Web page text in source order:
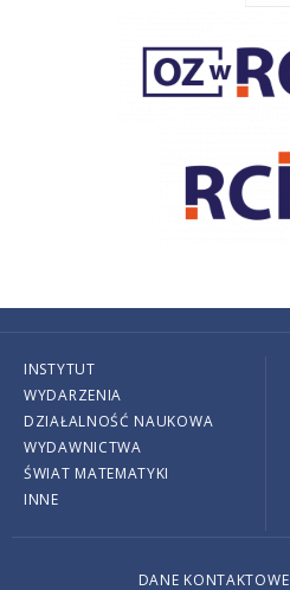
INSTYTUT
WYDARZENIA
DZIAŁALNOŚĆ NAUKOWA
WYDAWNICTWA
ŚWIAT MATEMATYKI
INNE
DANE KONTAKTOWE